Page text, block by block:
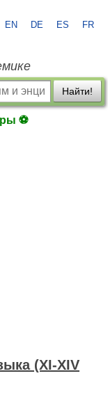
EN DE ES FR
Найти!
⚽
(XI-XIV